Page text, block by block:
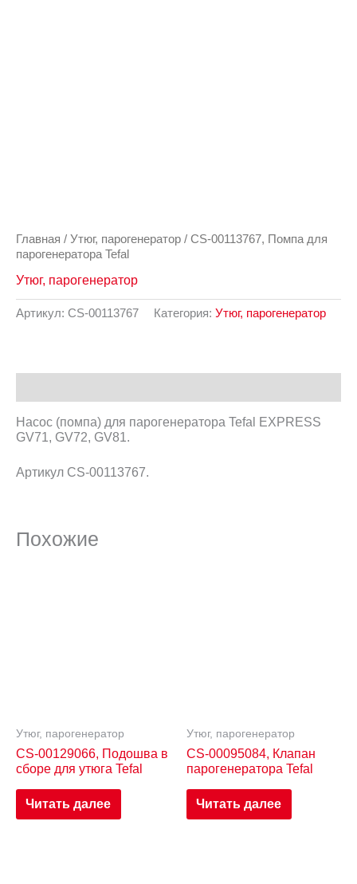
Главная / Утюг, парогенератор / CS-00113767, Помпа для
парогенератора Tefal
Утюг, парогенератор
Артикул: CS-00113767 Категория: Утюг, парогенератор
Насос (помпа) для парогенератора Tefal EXPRESS
GV71, GV72, GV81.
Артикул CS-00113767.
Похожие
Утюг, парогенератор
CS-00129066, Подошва в
сборе для утюга Tefal
Читать далее
Утюг, парогенератор
CS-00095084, Клапан
парогенератора Tefal
Читать далее